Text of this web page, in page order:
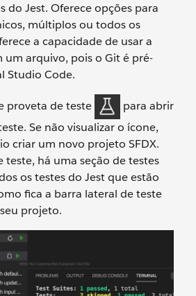
do Jest. Oferece opções para
múltiplos ou todos os
a capacidade de usar a
um arquivo, pois o Git é pré-
Studio Code.
proveta de teste
para abrir
Se não visualizar o ícone,
criar um novo projeto SFDX.
teste, há uma seção de testes
os testes do Jest que estão
fica a barra lateral de teste
projeto.